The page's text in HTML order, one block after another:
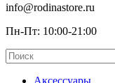
info@rodinastore.ru
Пн-Пт: 10:00-21:00